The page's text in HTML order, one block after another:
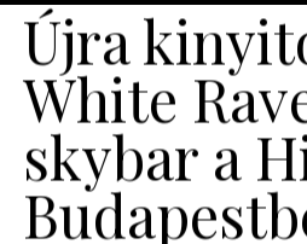
Újra
White
skybar a